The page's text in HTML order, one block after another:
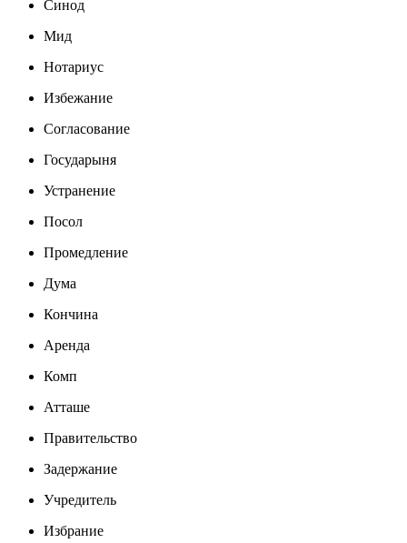
Синод
Мид
Нотариус
Избежание
Согласование
Государыня
Устранение
Посол
Промедление
Дума
Кончина
Аренда
Комп
Атташе
Правительство
Задержание
Учредитель
Избрание